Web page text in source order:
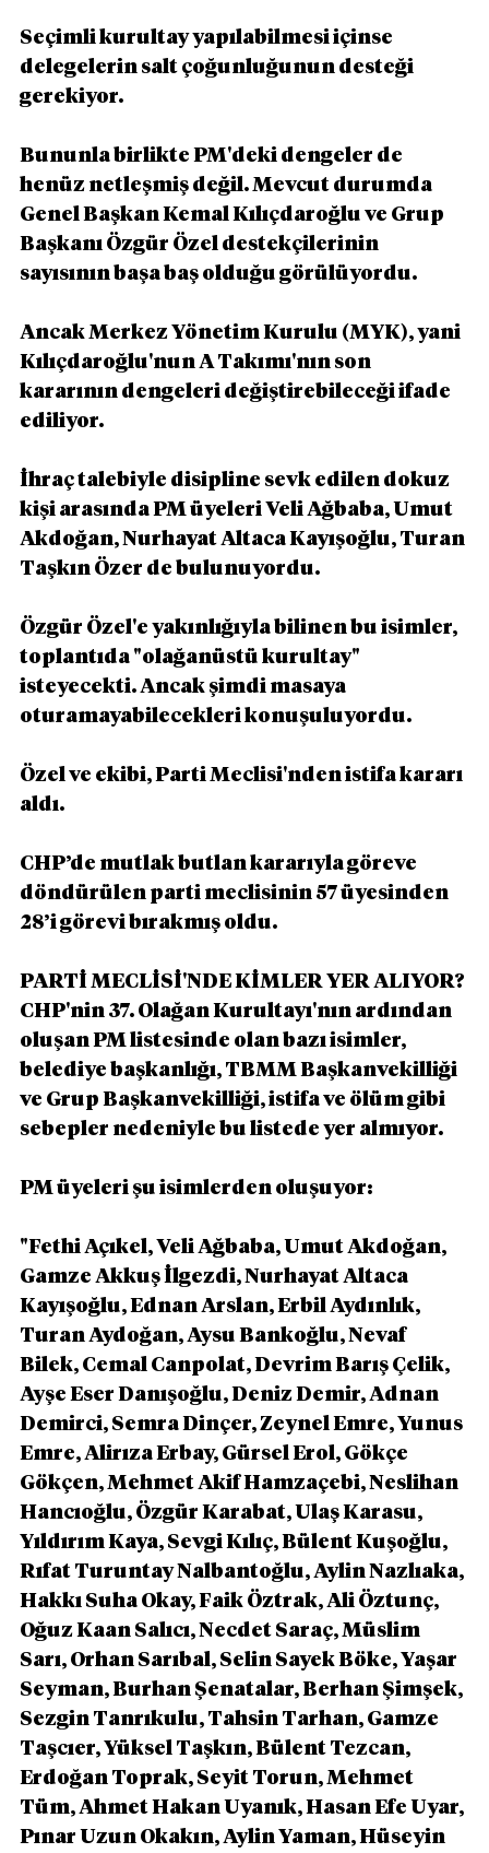
Seçimli kurultay yapılabilmesi içinse
delegelerin salt çoğunluğunun desteği
gerekiyor.
Bununla birlikte PM'deki dengeler de
henüz netleşmiş değil. Mevcut durumda
Genel Başkan Kemal Kılıçdaroğlu ve Grup
Başkanı Özgür Özel destekçilerinin
sayısının başa baş olduğu görülüyordu.
Ancak Merkez Yönetim Kurulu (MYK), yani
Kılıçdaroğlu'nun A Takımı'nın son
kararının dengeleri değiştirebileceği ifade
ediliyor.
İhraç talebiyle disipline sevk edilen dokuz
kişi arasında PM üyeleri Veli Ağbaba, Umut
Akdoğan, Nurhayat Altaca Kayışoğlu, Turan
Taşkın Özer de bulunuyordu.
Özgür Özel'e yakınlığıyla bilinen bu isimler,
toplantıda "olağanüstü kurultay"
isteyecekti. Ancak şimdi masaya
oturamayabilecekleri konuşuluyordu.
Özel ve ekibi, Parti Meclisi'nden istifa kararı
aldı.
CHP’de mutlak butlan kararıyla göreve
döndürülen parti meclisinin 57 üyesinden
28’i görevi bırakmış oldu.
PARTİ MECLİSİ'NDE KİMLER YER ALIYOR?
CHP'nin 37. Olağan Kurultayı'nın ardından
oluşan PM listesinde olan bazı isimler,
belediye başkanlığı, TBMM Başkanvekilliği
ve Grup Başkanvekilliği, istifa ve ölüm gibi
sebepler nedeniyle bu listede yer almıyor.
PM üyeleri şu isimlerden oluşuyor:
"Fethi Açıkel, Veli Ağbaba, Umut Akdoğan,
Gamze Akkuş İlgezdi, Nurhayat Altaca
Kayışoğlu, Ednan Arslan, Erbil Aydınlık,
Turan Aydoğan, Aysu Bankoğlu, Nevaf
Bilek, Cemal Canpolat, Devrim Barış Çelik,
Ayşe Eser Danışoğlu, Deniz Demir, Adnan
Demirci, Semra Dinçer, Zeynel Emre, Yunus
Emre, Alirıza Erbay, Gürsel Erol, Gökçe
Gökçen, Mehmet Akif Hamzaçebi, Neslihan
Hancıoğlu, Özgür Karabat, Ulaş Karasu,
Yıldırım Kaya, Sevgi Kılıç, Bülent Kuşoğlu,
Rıfat Turuntay Nalbantoğlu, Aylin Nazlıaka,
Hakkı Suha Okay, Faik Öztrak, Ali Öztunç,
Oğuz Kaan Salıcı, Necdet Saraç, Müslim
Sarı, Orhan Sarıbal, Selin Sayek Böke, Yaşar
Seyman, Burhan Şenatalar, Berhan Şimşek,
Sezgin Tanrıkulu, Tahsin Tarhan, Gamze
Taşcıer, Yüksel Taşkın, Bülent Tezcan,
Erdoğan Toprak, Seyit Torun, Mehmet
Tüm, Ahmet Hakan Uyanık, Hasan Efe Uyar,
Pınar Uzun Okakın, Aylin Yaman, Hüseyin